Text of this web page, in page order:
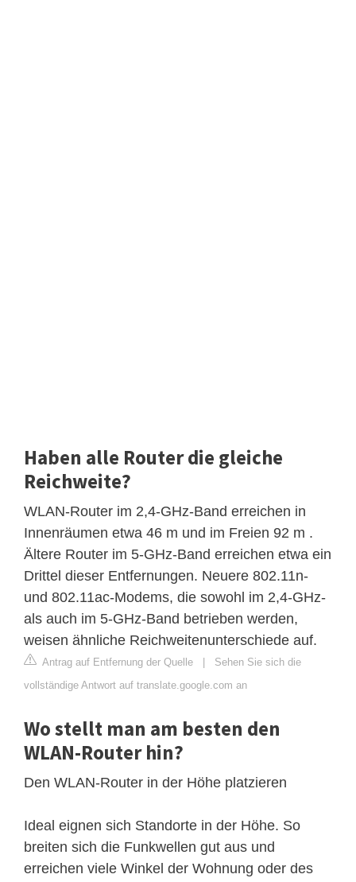
Haben alle Router die gleiche
Reichweite?
WLAN-Router im 2,4-GHz-Band erreichen in
Innenräumen etwa 46 m und im Freien 92 m .
Ältere Router im 5-GHz-Band erreichen etwa ein
Drittel dieser Entfernungen. Neuere 802.11n-
und 802.11ac-Modems, die sowohl im 2,4-GHz-
als auch im 5-GHz-Band betrieben werden,
weisen ähnliche Reichweitenunterschiede auf.
Antrag auf Entfernung der Quelle | Sehen Sie sich die
vollständige Antwort auf translate.google.com an
Wo stellt man am besten den
WLAN-Router hin?
Den WLAN-Router in der Höhe platzieren
Ideal eignen sich Standorte in der Höhe. So
breiten sich die Funkwellen gut aus und
erreichen viele Winkel der Wohnung oder des